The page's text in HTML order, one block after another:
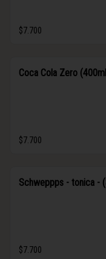
$7.700
Coca Cola Zero
$7.700
Schweppps - tonica -
$7.700